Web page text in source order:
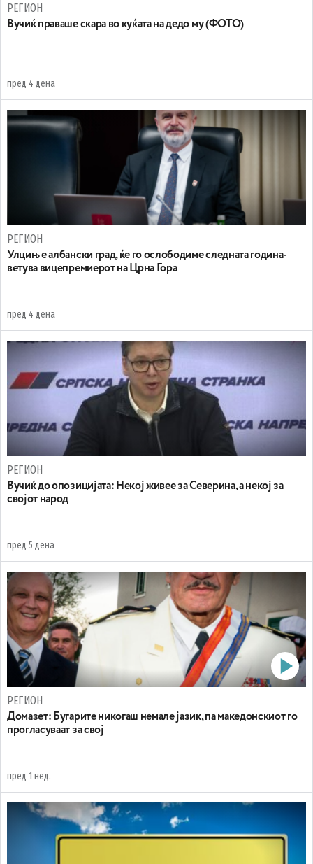
РЕГИОН
Вучиќ праваше скара во куќата на дедо му (ФОТО)
пред 4 дена
РЕГИОН
Улцињ е албански град, ќе го ослободиме следната година-
ветува вицепремиерот на Црна Гора
пред 4 дена
РЕГИОН
Вучиќ до опозицијата: Некој живее за Северина, а некој за
својот народ
пред 5 дена
РЕГИОН
Домазет: Бугарите никогаш немале јазик, па македонскиот го
прогласуваат за свој
пред 1 нед.